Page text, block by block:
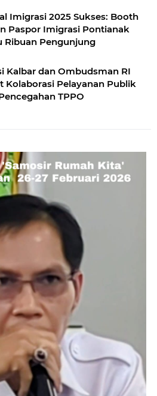
Imigrasi 2025 Sukses: Booth
Paspor Imigrasi Pontianak
Ribuan Pengunjung
Kalbar dan Ombudsman RI
Kolaborasi Pelayanan Publik
TPPO